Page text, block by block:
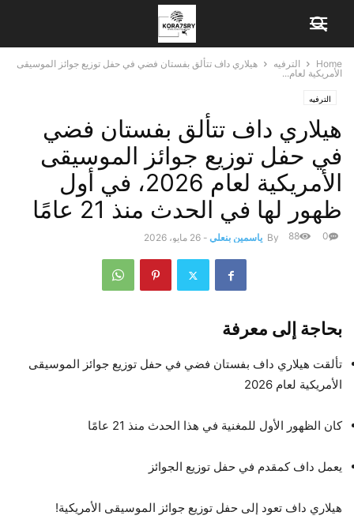
Home الترفيه
هيلاري داف تتألق بفستان فضي في حفل توزيع جوائز الموسيقى
الأمريكية لعام...
الترفيه
هيلاري داف تتألق بفستان فضي
في حفل توزيع جوائز الموسيقى
الأمريكية لعام 2026، في أول
ظهور لها في الحدث منذ 21 عامًا
By ياسمين بنعلي - 26 مايو، 2026 0
88
بحاجة إلى معرفة
تألقت هيلاري داف بفستان فضي في حفل توزيع جوائز الموسيقى
الأمريكية لعام 2026
كان الظهور الأول للمغنية في هذا الحدث منذ 21 عامًا
يعمل داف كمقدم في حفل توزيع الجوائز
هيلاري داف تعود إلى حفل توزيع جوائز الموسيقى الأمريكية!